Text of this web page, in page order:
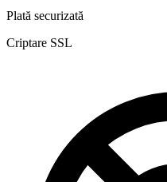
Plată securizată
Criptare SSL